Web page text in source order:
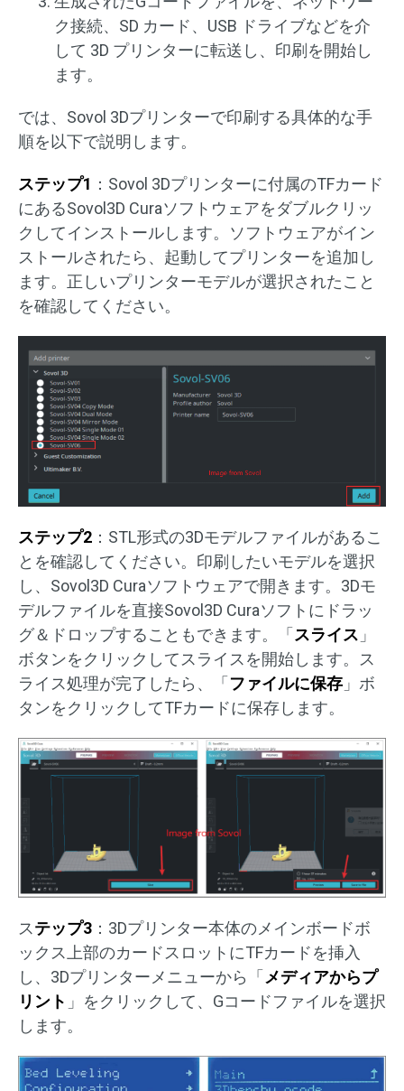
ク接続、SD カード、USB ドライブなどを介
して 3D プリンターに転送し、印刷を開始し
ます。
では、Sovol 3Dプリンターで印刷する具体的な手
順を以下で説明します。
ステップ1 ：Sovol 3Dプリンターに付属のTFカード
にあるSovol3D Curaソフトウェアをダブルクリッ
クしてインストールします。ソフトウェアがイン
ストールされたら、起動してプリンターを追加し
ます。正しいプリンターモデルが選択されたこと
を確認してください。
ステップ2 ：STL形式の3Dモデルファイルがあるこ
とを確認してください。印刷したいモデルを選択
し、Sovol3D Curaソフトウェアで開きます。3Dモ
デルファイルを直接Sovol3D Curaソフトにドラッ
グ＆ドロップすることもできます。「スライス 」
ボタンをクリックしてスライスを開始します。ス
ライス処理が完了したら、「ファイルに保存 」ボ
タンをクリックしてTFカードに保存します。
ステップ3 ：3Dプリンター本体のメインボードボ
ックス上部のカードスロットにTFカードを挿入
し、3Dプリンターメニューから「メディアからプ
リント 」をクリックして、Gコードファイルを選択
します。